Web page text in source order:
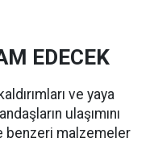
EDECEK
ve yaya
ulaşımını
benzeri malzemeler